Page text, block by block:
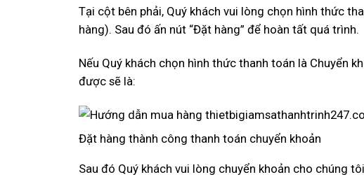
Tại cột bên phải, Quý khách vui lòng chọn hình thức
hàng). Sau đó ấn nút “Đặt hàng” để hoàn tất quá trình.
Nếu Quý khách chọn hình thức thanh toán là Chuyển
được sẽ là:
Đặt hàng thành công thanh toán chuyển khoản
Sau đó Quý khách vui lòng chuyển khoản cho chúng